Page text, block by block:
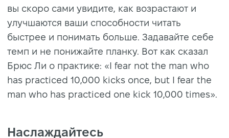
вы скоро сами увидите, как возрастают и
улучшаются ваши способности читать
быстрее и понимать больше. Задавайте себе
темп и не понижайте планку. Вот как сказал
Брюс Ли о практике: «I fear not the man who
has practiced 10,000 kicks once, but I fear the
man who has practiced one kick 10,000 times».
Наслаждайтесь